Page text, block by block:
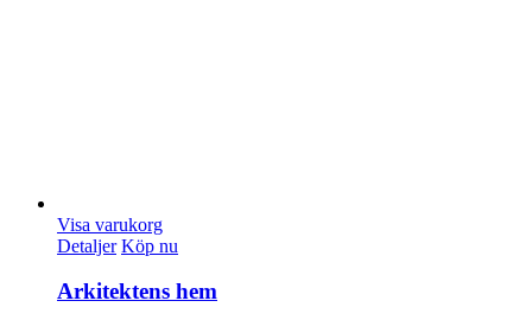
Visa varukorg
Detaljer Köp nu
Arkitektens hem